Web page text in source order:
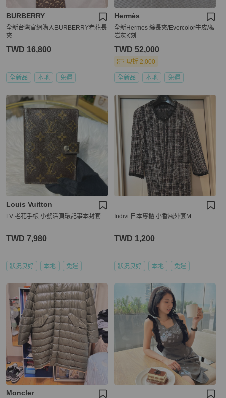
BURBERRY
全新台灣官網購入BURBERRY老花長
夾
TWD 16,800
全新品 本地 免運
Hermès
全新Hermes 絲長夾/Evercolor牛皮/板
岩灰K刻
TWD 52,000
現折 2,000
全新品 本地 免運
Louis Vuitton
LV 老花手帳 小號活頁環記事本封套
TWD 7,980
狀況良好 本地 免運
Indivi 日本專櫃 小香風外套M
TWD 1,200
狀況良好 本地 免運
Moncler